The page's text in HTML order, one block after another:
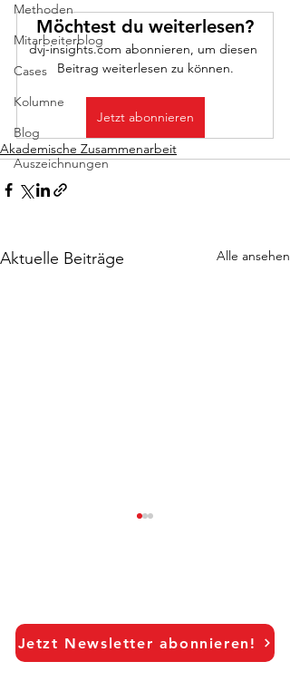
Methoden
Mitarbeiterblog
Cases
Kolumne
Blog
Auszeichnungen
Möchtest du weiterlesen?
dvj-insights.com abonnieren, um diesen
Beitrag weiterlesen zu können.
Jetzt abonnieren
Akademische Zusammenarbeit
Aktuelle Beiträge Alle ansehen
When Do Consumers
Jetzt Newsletter abonnieren!